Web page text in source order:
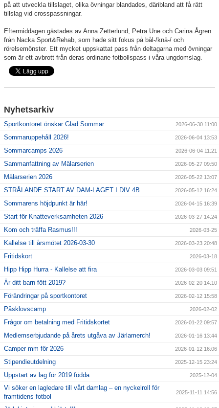
på att utveckla tillslaget, olika övningar blandades, däribland att få rätt
tillslag vid crosspassningar.
Eftermiddagen gästades av Anna Zetterlund, Petra Une och Carina Ågren
från Nacka Sport&Rehab, som hade sitt fokus på bål-/knä-/ och
rörelsemönster. Ett mycket uppskattat pass från deltagarna med övningar
som är ett avbrott från deras ordinarie fotbollspass i våra ungdomslag.
Nyhetsarkiv
Sportkontoret önskar Glad Sommar 2026-06-30 11:00
Sommaruppehåll 2026! 2026-06-04 13:53
Sommarcamps 2026 2026-06-04 11:21
Sammanfattning av Mälarserien 2026-05-27 09:50
Mälarserien 2026 2026-05-22 13:07
STRÅLANDE START AV DAM-LAGET I DIV 4B 2026-05-12 16:24
Sommarens höjdpunkt är här! 2026-04-15 16:39
Start för Knatteverksamheten 2026 2026-03-27 14:24
Kom och träffa Rasmus!!! 2026-03-25
Kallelse till årsmötet 2026-03-30 2026-03-23 20:48
Fritidskort 2026-03-18
Hipp Hipp Hurra - Kallelse att fira 2026-03-03 09:51
Är ditt barn fött 2019? 2026-02-20 14:10
Förändringar på sportkontoret 2026-02-12 15:58
Påsklovscamp 2026-02-02
Frågor om betalning med Fritidskortet 2026-01-22 09:57
Medlemserbjudande på årets utgåva av Järlamerch! 2026-01-16 13:44
Camper mm för 2026 2026-01-12 16:06
Stipendieutdelning 2025-12-15 23:24
Uppstart av lag för 2019 födda 2025-12-04
Vi söker en lagledare till vårt damlag – en nyckelroll för
framtidens fotbol
2025-11-11 14:56